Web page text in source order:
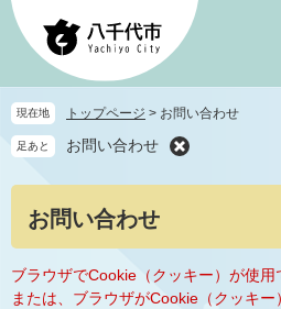
ペ
先
頭
メ
を
飛
文
現在地 トップページ > お問い合わせ
足あと お問い合わせ
お問い合わせ
ブラウザでCookie（クッキー）が使用
または、ブラウザがCookie（クッキ